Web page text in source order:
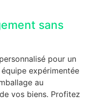
sans
pour un
expérimentée
au
vos biens. Profitez